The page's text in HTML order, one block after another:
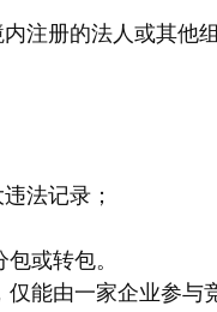
注册的法人或其他组
法记录；
或转包。
仅能由一家企业参与